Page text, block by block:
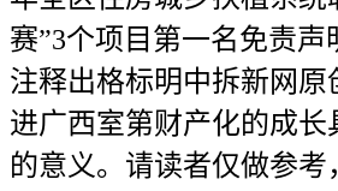
赛”3个项目第一名免责声
注释出格标明中拆新网原
进广西室第财产化的成长
的意义。请读者仅做参考